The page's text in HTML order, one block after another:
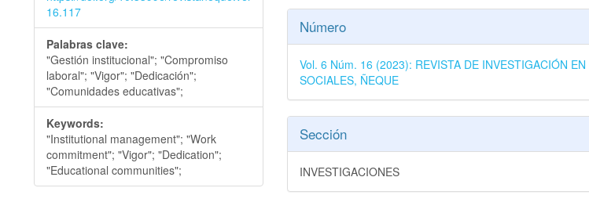
16.117
Palabras clave:
"Gestión institucional"; "Compromiso
laboral"; "Vigor"; "Dedicación";
"Comunidades educativas";
Keywords:
"Institutional management"; "Work
commitment"; "Vigor"; "Dedication";
"Educational communities";
Número
Vol. 6 Núm. 16 (2023): REVISTA DE INVESTIGACIÓN
SOCIALES, ÑEQUE
Sección
INVESTIGACIONES